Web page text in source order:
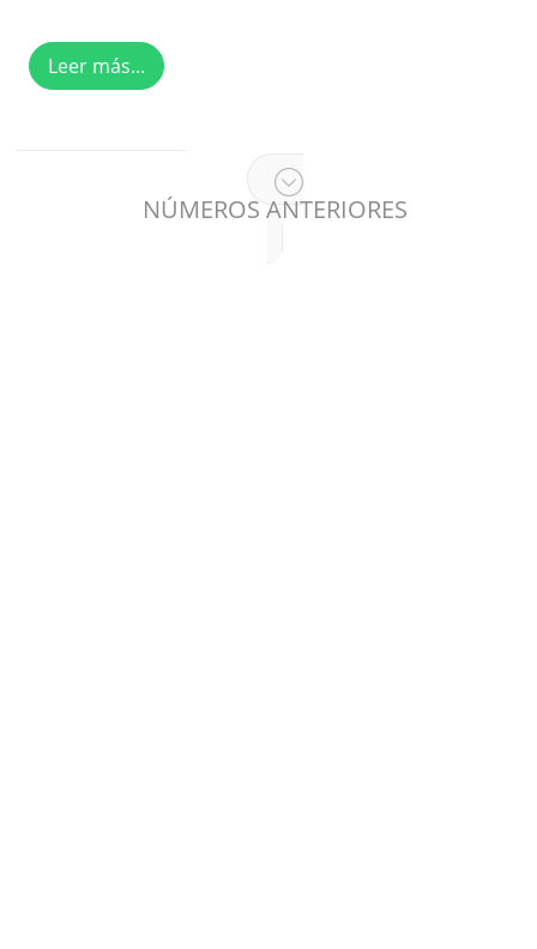
Leer más...
NÚMEROS ANTERIORES